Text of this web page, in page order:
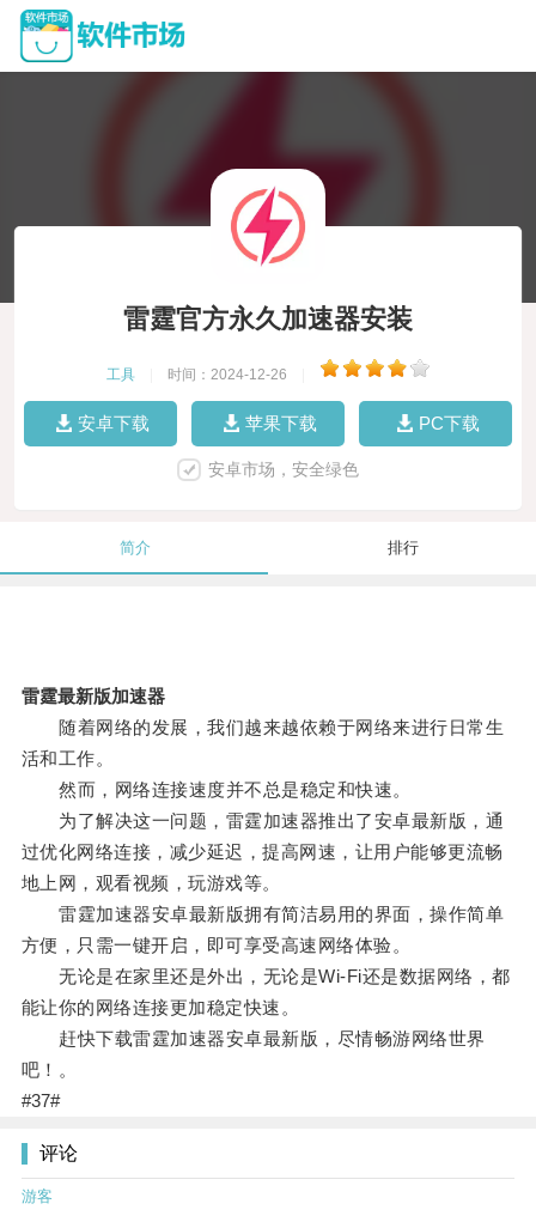
雷霆官方永久加速器安装
工具 时间：2024-12-26
安卓下载 苹果下载 PC下载
安卓市场，安全绿色
简介 排行
雷霆最新版加速器
随着网络的发展，我们越来越依赖于网络来进行日常生
活和工作。
然而，网络连接速度并不总是稳定和快速。
为了解决这一问题，雷霆加速器推出了安卓最新版，通
过优化网络连接，减少延迟，提高网速，让用户能够更流畅
地上网，观看视频，玩游戏等。
雷霆加速器安卓最新版拥有简洁易用的界面，操作简单
方便，只需一键开启，即可享受高速网络体验。
无论是在家里还是外出，无论是Wi-Fi还是数据网络，都
能让你的网络连接更加稳定快速。
赶快下载雷霆加速器安卓最新版，尽情畅游网络世界
吧！。
#37#
评论
游客